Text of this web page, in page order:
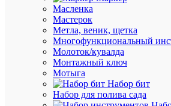
Масленка
Мастерок
Метла, веник, щетка
Многофункциональный
Молоток/кувалда
Монтажный ключ
Мотыга
Набор бит
Набор для полива сада